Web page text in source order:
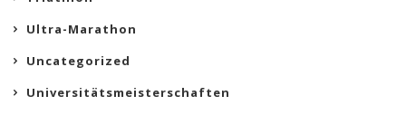
Ultra-Marathon
Uncategorized
Universitätsmeisterschaften